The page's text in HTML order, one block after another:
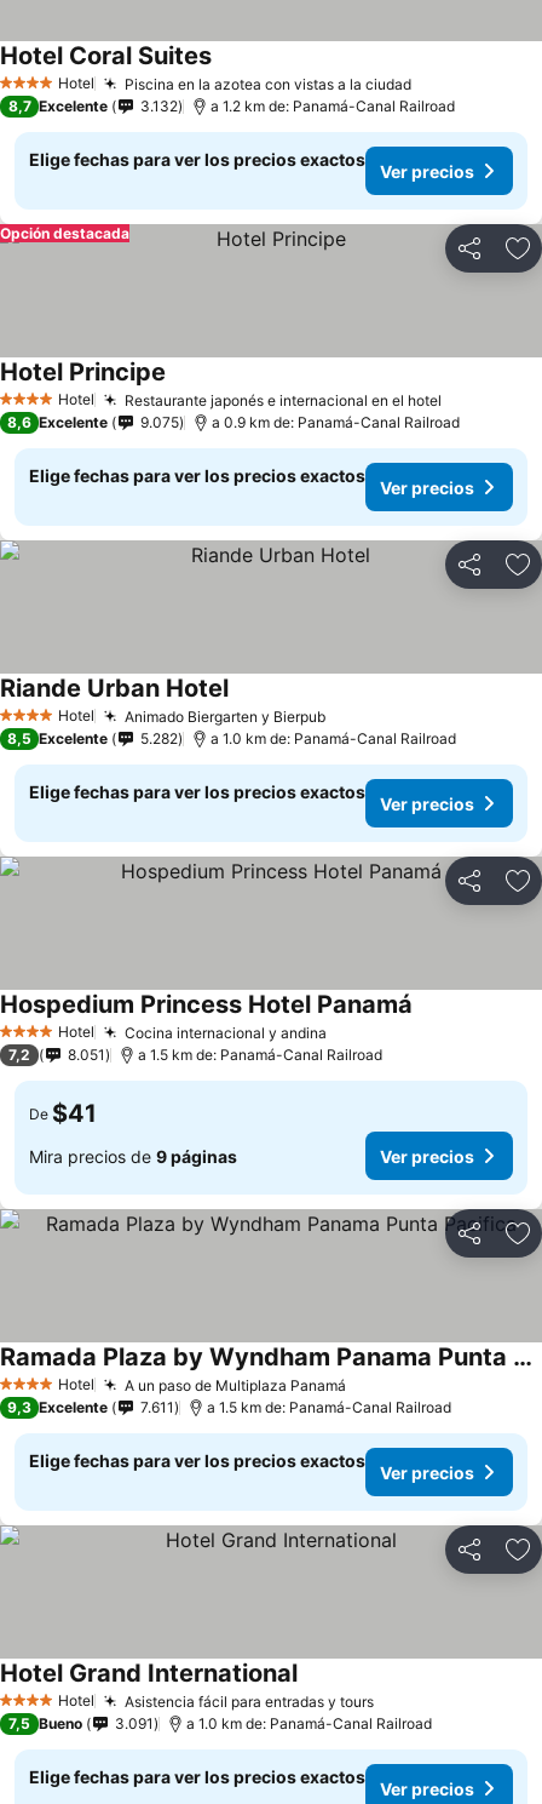
4 EstrellasHotel Piscina en la azotea con vistas a la ciudadVer precios
Hotel Coral SuitesVer precios
8,7 Excelente 3.132 a 1.2 km de: Panamá-Canal Railroad
Elige fechas para ver los precios exactos
Ver precios
Compartir
Opción destacada
4 EstrellasHotel Restaurante japonés e internacional en el hotel
Hotel Principe
8,6 Excelente 9.075 a 0.9 km de: Panamá-Canal Railroad
Elige fechas para ver los precios exactos
Ver precios
Compartir
4 EstrellasHotel Animado Biergarten y BierpubVer precios
Riande Urban HotelVer precios
8,5 Excelente 5.282 a 1.0 km de: Panamá-Canal Railroad
Elige fechas para ver los precios exactos
Ver precios
Compartir
4 EstrellasHotel Cocina internacional y andina
Hospedium Princess Hotel Panamá
7,2 8.051 a 1.5 km de: Panamá-Canal Railroad
De $41
Mira precios de 9 páginas Ver precios
Compartir
4 EstrellasHotel A un paso de Multiplaza Panamá
Ramada Plaza by Wyndham Panama Punta Pacifica
Ver precios
9,3 Excelente 7.611 a 1.5 km de: Panamá-Canal Railroad
Elige fechas para ver los precios exactos
Ver precios
Compartir
4 EstrellasHotel Asistencia fácil para entradas y toursVer precios
Hotel Grand InternationalVer precios
7,5 Bueno 3.091 a 1.0 km de: Panamá-Canal Railroad
Elige fechas para ver los precios exactos
Ver precios